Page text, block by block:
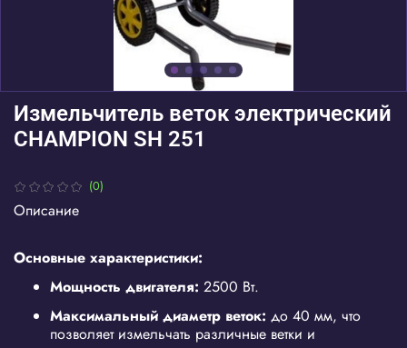
(0)
Измельчитель веток электрический
CHAMPION SH 251
Описание
Основные характеристики:
Мощность двигателя: 2500 Вт.
Максимальный диаметр веток: до 40 мм, что
позволяет измельчать различные ветки и